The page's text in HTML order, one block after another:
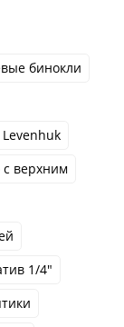
бинокли
Levenhuk
верхним
1/4"